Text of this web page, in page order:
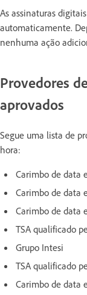
As assinaturas
automaticamente.
nenhuma ação
Provedores
aprovados
Segue uma lista de
hora:
Carimbo de data
Carimbo de data
Carimbo de data
TSA qualificado
Grupo Intesi
TSA qualificado
Carimbo de data